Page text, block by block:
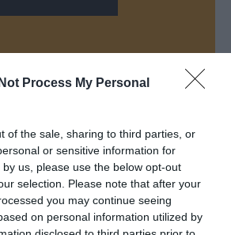
Process My Personal
of the sale, sharing to third parties, or
or sensitive information for
us, please use the below opt-out
selection. Please note that after your
you may continue seeing
on personal information utilized by
l'article :
C919 : des anomalies signalées
attribué à China Southern Airlines